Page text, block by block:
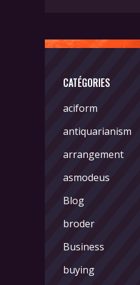
CATÉGORIES
aciform
antiquarianism
arrangement
asmodeus
Blog
broder
Business
buying